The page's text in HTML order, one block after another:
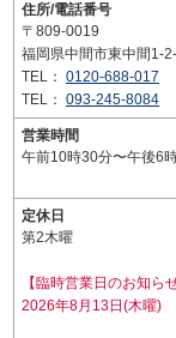
住所/電話番号
〒809-0019
福岡県中間市東中間1-
TEL： 0120-688-017
TEL： 093-245-8084
営業時間
午前10時30分〜午後6
定休日
第2木曜
【臨時営業日のお知らせ
2026年8月13日(木曜)